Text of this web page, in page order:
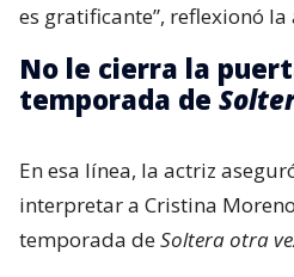
es gratificante”, reflexionó la
No le cierra la
temporada de
En esa línea, la actriz
interpretar a Cristina
temporada deSoltera otra